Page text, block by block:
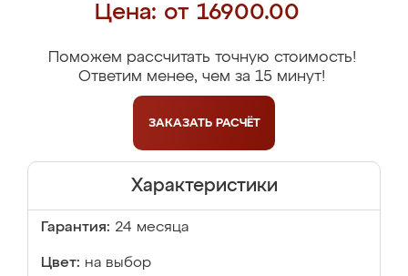
Цена: от 16900.00
Поможем рассчитать точную стоимость!
Ответим менее, чем за 15 минут!
ЗАКАЗАТЬ РАСЧЁТ
Характеристики
Гарантия: 24 месяца
Цвет: на выбор